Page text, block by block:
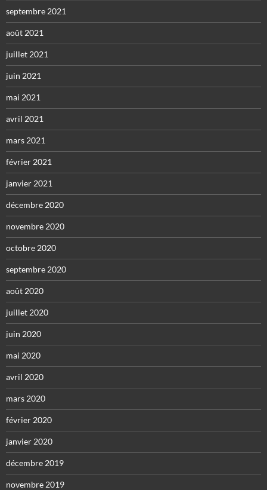
septembre 2021
août 2021
juillet 2021
juin 2021
mai 2021
avril 2021
mars 2021
février 2021
janvier 2021
décembre 2020
novembre 2020
octobre 2020
septembre 2020
août 2020
juillet 2020
juin 2020
mai 2020
avril 2020
mars 2020
février 2020
janvier 2020
décembre 2019
novembre 2019